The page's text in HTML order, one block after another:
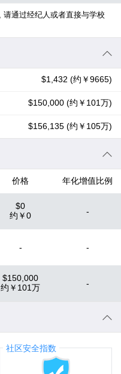
通过经纪人或者直接与学校
$1,432 (约￥9665)
$150,000 (约￥101万)
$156,135 (约￥105万)
价格 年化增值比例
$0
约 ￥0 -
- -
$150,000
约 ￥101万 -
社区安全指数